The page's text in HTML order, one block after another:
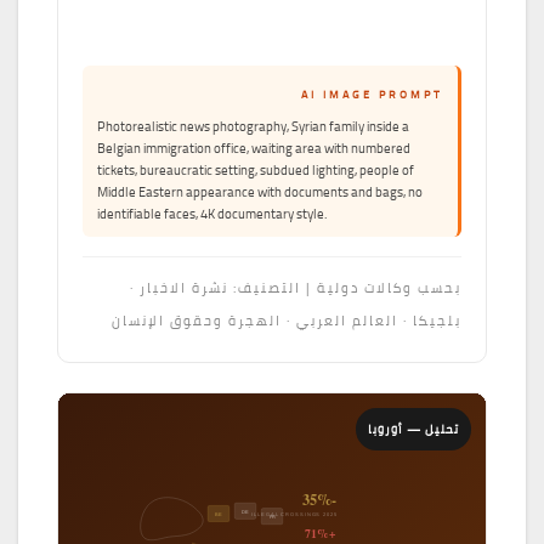
AI IMAGE PROMPT
Photorealistic news photography, Syrian family inside a
Belgian immigration office, waiting area with numbered
tickets, bureaucratic setting, subdued lighting, people of
Middle Eastern appearance with documents and bags, no
identifiable faces, 4K documentary style.
بحسب وكالات دولية | التصنيف: نشرة الاخبار ·
بلجيكا · العالم العربي · الهجرة وحقوق الإنسان
تحليل — أوروبا
BE
DE
FR
-35%
ILLEGAL CROSSINGS 2025
+71%